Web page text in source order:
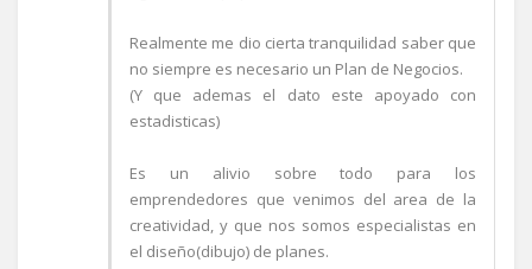
Realmente me dio cierta tranquilidad saber que
no siempre es necesario un Plan de Negocios.
(Y que ademas el dato este apoyado con
estadisticas)
Es un alivio sobre todo para los
emprendedores que venimos del area de la
creatividad, y que nos somos especialistas en
el diseño(dibujo) de planes.